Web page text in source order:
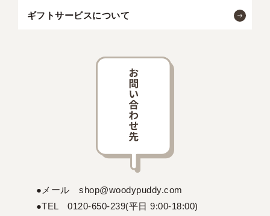
ギフトサービスについて
●メール shop@woodypuddy.com
●TEL 0120-650-239(平日 9:00-18:00)